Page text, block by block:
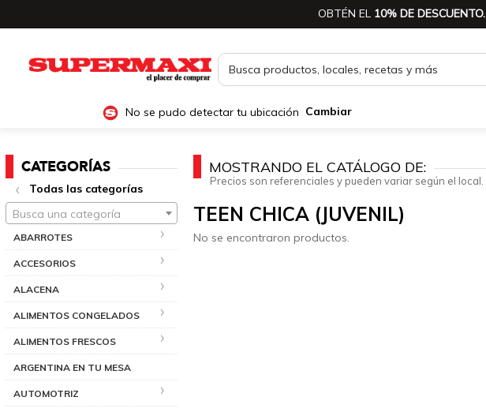
OBTÉN EL 10% DE DESCUENTO.
No se pudo detectar tu ubicación Cambiar
CATEGORÍAS
Todas las categorías
Busca una categoría
ABARROTES
ACCESORIOS
ALACENA
ALIMENTOS CONGELADOS
ALIMENTOS FRESCOS
ARGENTINA EN TU MESA
AUTOMOTRIZ
MOSTRANDO EL CATÁLOGO DE:
Precios son referenciales y pueden variar según el local.
TEEN CHICA (JUVENIL)
No se encontraron productos.